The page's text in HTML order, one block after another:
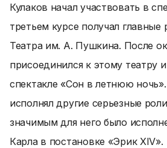
Кулаков начал участвовать в
третьем курсе получал главные
Театра им. А. Пушкина. После
присоединился к этому театру
спектакле «Сон в летнюю
исполнял другие серьезные
значимым для него было
Карла в постановке «Эрик XIV».